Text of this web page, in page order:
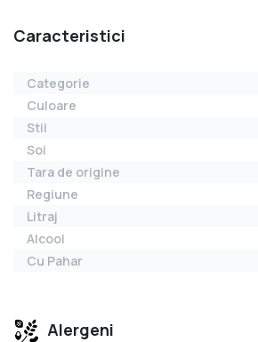
Caracteristici
Categorie
Culoare
Stil
Soi
Tara de origine
Regiune
Litraj
Alcool
Cu Pahar
Alergeni